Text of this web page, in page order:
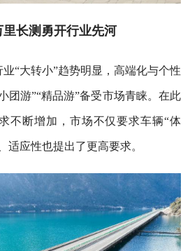
里长测勇开行业先河
“大转小”趋势明显，高端化与个性
团游”“精品游”备受市场青睐。在此
不断增加，市场不仅要求车辆“体
适应性也提出了更高要求。